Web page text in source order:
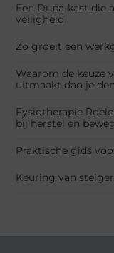
Een Dupa-kast die
veiligheid
Zo groeit een
Waarom de keuze
uitmaakt dan je
Fysiotherapie
bij herstel en
Praktische gids
Keuring van